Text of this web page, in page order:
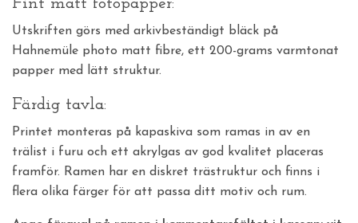
Fint matt fotopapper:
Utskriften görs med arkivbeständigt bläck på
Hahnemüle photo matt fibre, ett 200-grams varmtonat
papper med lätt struktur.
Färdig tavla:
Printet monteras på kapaskiva som ramas in av en
trälist i furu och ett akrylgas av god kvalitet placeras
framför. Ramen har en diskret trästruktur och finns i
flera olika färger för att passa ditt motiv och rum.